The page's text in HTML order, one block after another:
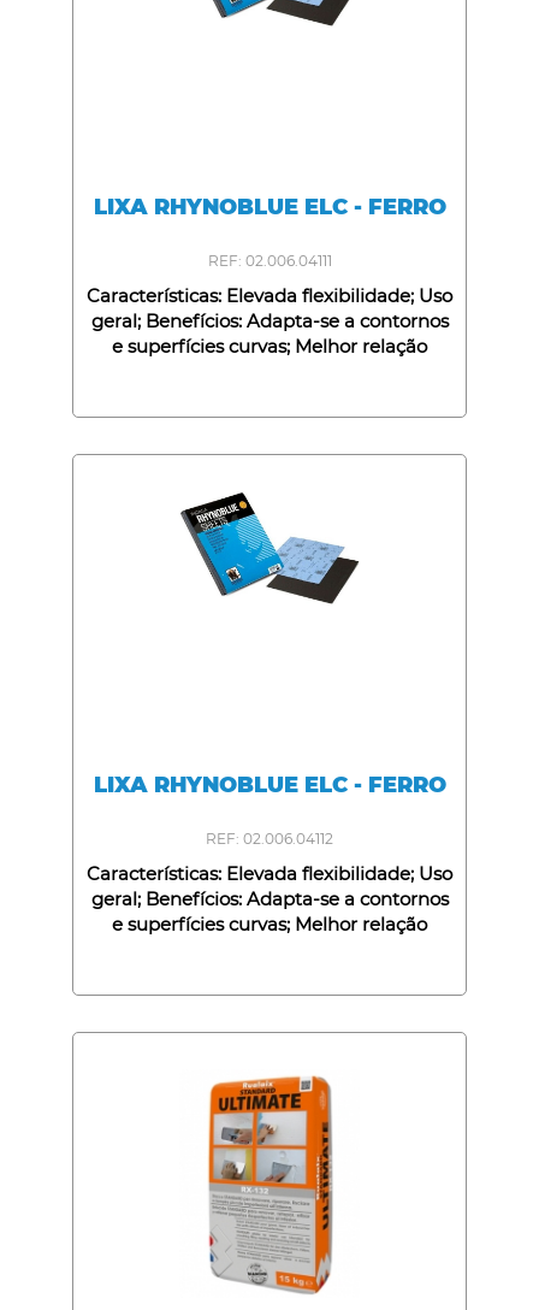
LIXA RHYNOBLUE ELC - FERRO
REF: 02.006.04111
Características: Elevada flexibilidade; Uso
geral; Benefícios: Adapta-se a contornos
e superfícies curvas; Melhor relação
LIXA RHYNOBLUE ELC - FERRO
REF: 02.006.04112
Características: Elevada flexibilidade; Uso
geral; Benefícios: Adapta-se a contornos
e superfícies curvas; Melhor relação